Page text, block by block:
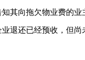
向拖欠物业费的业
还已经预收，但尚